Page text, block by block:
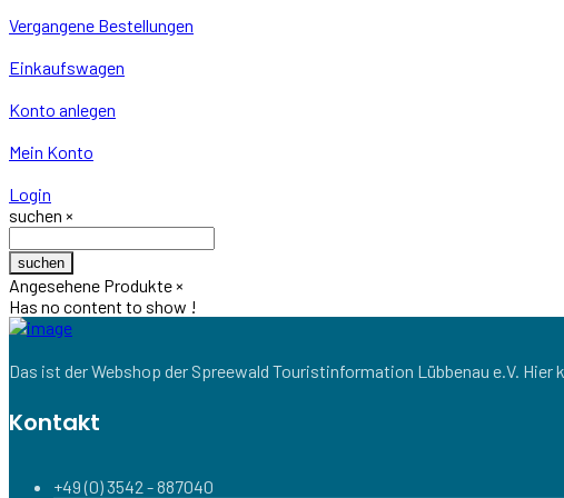
Vergangene Bestellungen
Einkaufswagen
Konto anlegen
Mein Konto
Login
suchen ×
suchen
Angesehene Produkte ×
Has no content to show !
Das ist der Webshop der Spreewald Touristinformation Lübbenau e.V.
Kontakt
+49 (0) 3542 - 887040